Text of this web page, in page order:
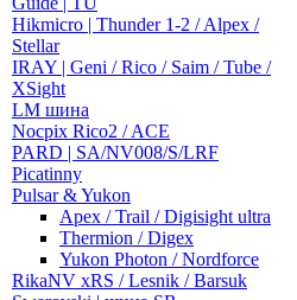
Hikmicro | Thunder 1-2 / Alpex /
Stellar
IRAY | Geni / Rico / Saim / Tube /
XSight
LM шина
Nocpix Rico2 / ACE
PARD | SA/NV008/S/LRF
Picatinny
Pulsar & Yukon
Apex / Trail / Digisight ultra
Thermion / Digex
Yukon Photon / Nordforce
RikaNV xRS / Lesnik / Barsuk